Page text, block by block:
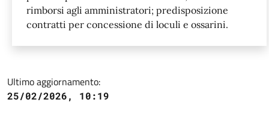
rimborsi agli amministratori; predisposizione
contratti per concessione di loculi e ossarini.
Ultimo aggiornamento:
25/02/2026, 10:19